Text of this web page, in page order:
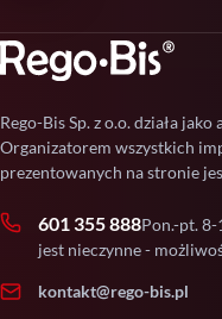
Rego-Bis Sp. z o.o. działa
Organizatorem wszystkich
prezentowanych na stronie
601 355 888Pon.-pt.
jest nieczynne -
kontakt@rego-bis.pl